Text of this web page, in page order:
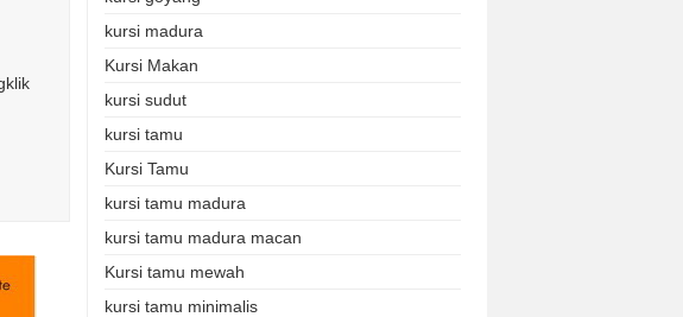
kursi madura
Kursi Makan
kursi sudut
kursi tamu
Kursi Tamu
kursi tamu madura
kursi tamu madura macan
Kursi tamu mewah
kursi tamu minimalis